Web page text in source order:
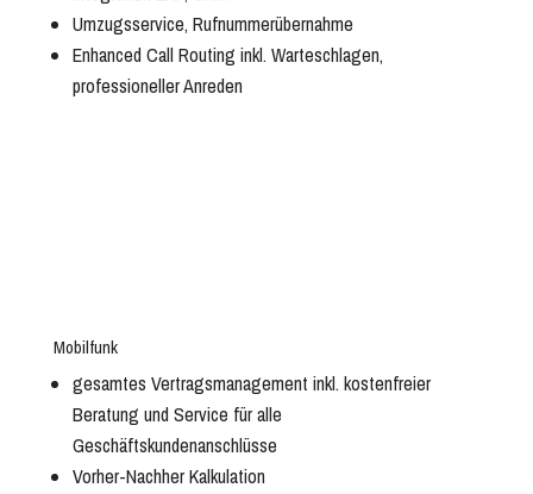
Umzugsservice, Rufnummerübernahme
Enhanced Call Routing inkl. Warteschlagen,
professioneller Anreden
Mobilfunk
gesamtes Vertragsmanagement inkl. kostenfreier
Beratung und Service für alle
Geschäftskundenanschlüsse
Vorher-Nachher Kalkulation